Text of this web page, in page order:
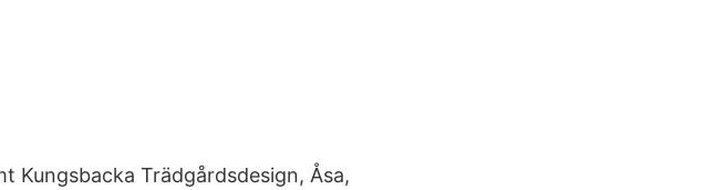
Kungsbacka Trädgårdsdesign, Åsa,